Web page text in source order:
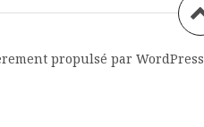
propulsé par WordPress